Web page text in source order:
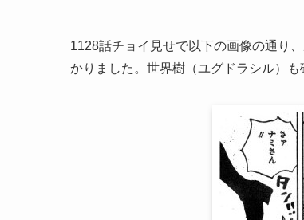
1128話チョイ見せで以下の画像の通り
かりました。世界樹（ユグドラシル）も